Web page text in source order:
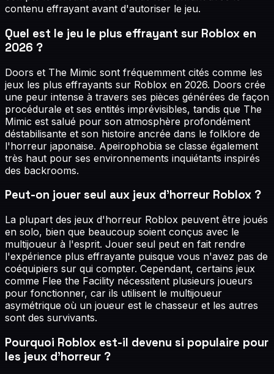
contenu effrayant avant d'autoriser le jeu.
Quel est le jeu le plus effrayant sur Roblox en
2026 ?
Doors et The Mimic sont fréquemment cités comme les
jeux les plus effrayants sur Roblox en 2026. Doors crée
une peur intense à travers ses pièces générées de façon
procédurale et ses entités imprévisibles, tandis que The
Mimic est salué pour son atmosphère profondément
déstabilisante et son histoire ancrée dans le folklore de
l'horreur japonaise. Apeirophobia se classe également
très haut pour ses environnements inquiétants inspirés
des backrooms.
Peut-on jouer seul aux jeux d'horreur Roblox ?
La plupart des jeux d'horreur Roblox peuvent être joués
en solo, bien que beaucoup soient conçus avec le
multijoueur à l'esprit. Jouer seul peut en fait rendre
l'expérience plus effrayante puisque vous n'avez pas de
coéquipiers sur qui compter. Cependant, certains jeux
comme Flee the Facility nécessitent plusieurs joueurs
pour fonctionner, car ils utilisent le multijoueur
asymétrique où un joueur est le chasseur et les autres
sont des survivants.
Pourquoi Roblox est-il devenu si populaire pour
les jeux d'horreur ?